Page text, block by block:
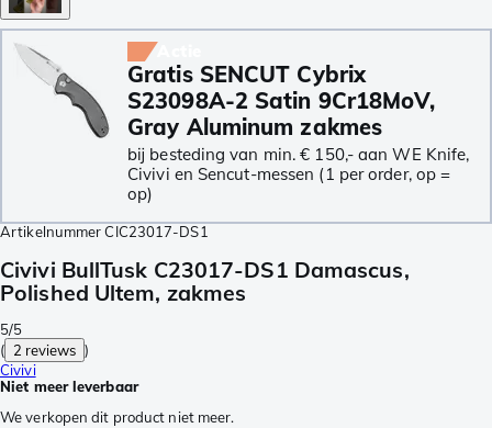
Gratis SENCUT Cybrix
S23098A-2 Satin 9Cr18MoV,
Gray Aluminum zakmes
bij besteding van min. € 150,- aan WE Knife,
Civivi en Sencut-messen (1 per order, op =
op)
Artikelnummer CIC23017-DS1
Civivi BullTusk C23017-DS1 Damascus,
Polished Ultem, zakmes
5/5
( 2 reviews )
Civivi
Niet meer leverbaar
We verkopen dit product niet meer.